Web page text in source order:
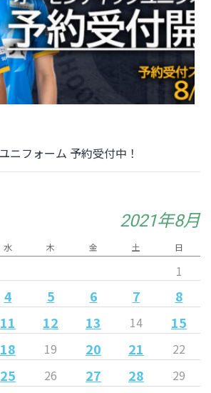
ニフォーム 予約受付中！
2021年8月
水 木 金 土 日
1
4 5 6 7
8
11 12 13 14 15
18 19 20 21
22
25 26 27 28 29